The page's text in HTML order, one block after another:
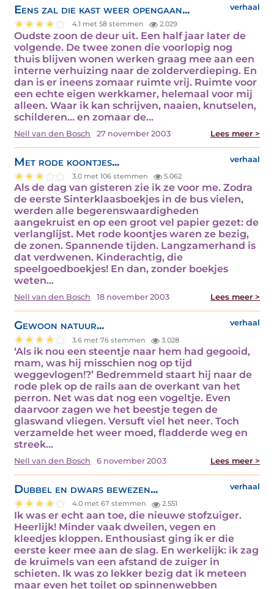
Eens zal die kast weer opengaan... verhaal
4.1 met 58 stemmen 2.029
Oudste zoon de deur uit. Een half jaar later de
volgende. De twee zonen die voorlopig nog
thuis blijven wonen werken graag mee aan een
interne verhuizing naar de zolderverdieping. En
dan is er ineens zomaar ruimte vrij. Ruimte voor
een echte eigen werkkamer, helemaal voor mij
alleen. Waar ik kan schrijven, naaien, knutselen,
schilderen… en zomaar de…
Nell van den Bosch 27 november 2003 Lees meer >
Met rode koontjes... verhaal
3.0 met 106 stemmen 5.062
Als de dag van gisteren zie ik ze voor me. Zodra
de eerste Sinterklaasboekjes in de bus vielen,
werden alle begerenswaardigheden
aangekruist en op een groot vel papier gezet: de
verlanglijst. Met rode koontjes waren ze bezig,
de zonen. Spannende tijden. Langzamerhand is
dat verdwenen. Kinderachtig, die
speelgoedboekjes! En dan, zonder boekjes
weten…
Nell van den Bosch 18 november 2003 Lees meer >
Gewoon natuur... verhaal
3.6 met 76 stemmen 3.028
‘Als ik nou een steentje naar hem had gegooid,
mam, was hij misschien nog op tijd
weggevlogen!?’ Bedremmeld staart hij naar de
rode plek op de rails aan de overkant van het
perron. Net was dat nog een vogeltje. Even
daarvoor zagen we het beestje tegen de
glaswand vliegen. Versuft viel het neer. Toch
verzamelde het weer moed, fladderde weg en
streek…
Nell van den Bosch 6 november 2003 Lees meer >
Dubbel en dwars bewezen... verhaal
4.0 met 67 stemmen 2.551
Ik was er echt aan toe, die nieuwe stofzuiger.
Heerlijk! Minder vaak dweilen, vegen en
kleedjes kloppen. Enthousiast ging ik er die
eerste keer mee aan de slag. En werkelijk: ik zag
de kruimels van een afstand de zuiger in
schieten. Ik was zo lekker bezig dat ik meteen
maar even het toilet op spinnenwebben